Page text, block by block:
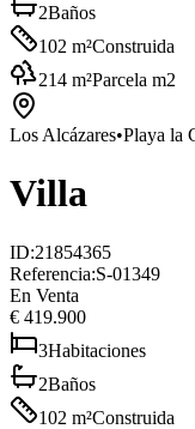
2Baños
102 m²Construida
214 m²Parcela m2
Los Alcázares•Playa la
Villa
ID:21854365
Referencia:S-01349
En Venta
€ 419.900
3Habitaciones
2Baños
102 m²Construida